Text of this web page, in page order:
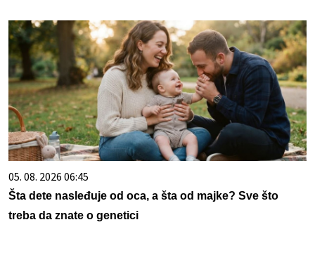
05. 08. 2026 06:45
Šta dete nasleđuje od oca, a šta od majke? Sve što
treba da znate o genetici